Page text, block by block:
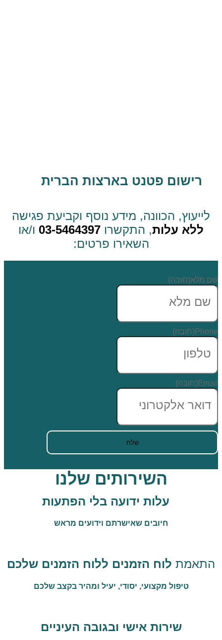
רישום פטנט בארצות הברית
לייעוץ, הכוונה, מידע נוסף וקביעת פגישה
ללא עלות, התקשרו 03-5464397 ו/או
השאירו פרטים:
שם מלא(חובה)
Phone(חובה)
Email(חובה)
השירותים שלנו
עלות ידועה בלי הפתעות
חיובים שאישרתם וידועים מראש
התאמת לוח הזמנים ללוח הזמנים שלכם
טיפול מקצועי, יסודי, יעיל ומהיר בקצב שלכם
שירות אישי ובגובה העיניים